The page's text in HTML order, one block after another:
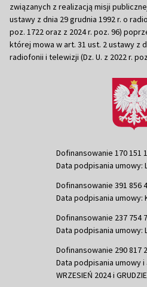
związanych z realizacją misji
ustawy z dnia 29 grudnia 1992 r. o
poz. 1722 oraz z 2024 r. poz. 96)
której mowa w art. 31 ust. 2 ustawy z
radiofonii i telewizji (Dz. U. z 2022 r.
Dofinansowanie 170 151
Data podpisania umowy:
Dofinansowanie 391 856
Data podpisania umowy:
Dofinansowanie 237 754
Data podpisania umowy:
Dofinansowanie 290 817
Data podpisania umowy i
WRZESIEŃ 2024 i